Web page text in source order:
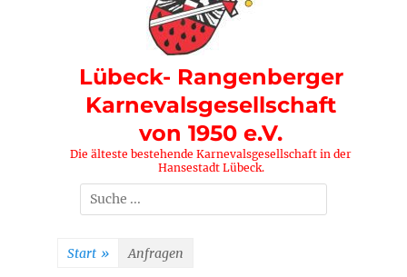
Lübeck- Rangenberger
Karnevalsgesellschaft
von 1950 e.V.
Die älteste bestehende Karnevalsgesellschaft in der
Hansestadt Lübeck.
Suchen
nach:
Start » Anfragen